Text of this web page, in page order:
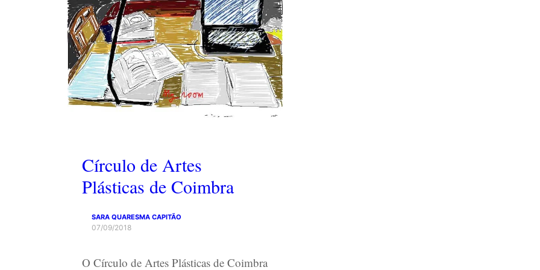
Círculo de Artes
Plásticas de Coimbra
SARA QUARESMA CAPITÃO
07/09/2018
O Círculo de Artes Plásticas de Coimbra